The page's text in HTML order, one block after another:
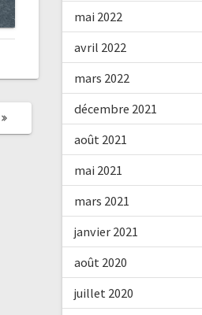
mai 2022
avril 2022
mars 2022
décembre 2021
août 2021
mai 2021
mars 2021
janvier 2021
août 2020
juillet 2020